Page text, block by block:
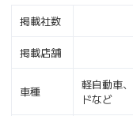
掲載社数
掲載店舗
車種
軽自動車
ドなど